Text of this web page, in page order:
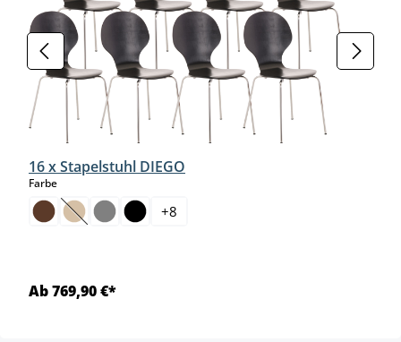
16 x Stapelstuhl DIEGO
Farbeauswählen
(Diese Option ist zurzeit nicht verfügbar.)
+8
Ab 769,90 €*